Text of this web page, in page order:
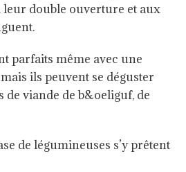
leur double ouverture et aux
parfaits même avec une
ils peuvent se déguster
de viande de b&oeliguf, de
de légumineuses s’y prêtent